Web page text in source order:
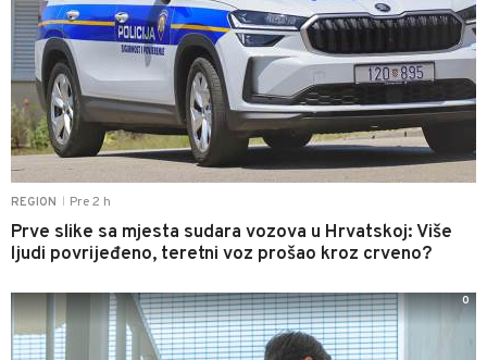
REGION Pre 2 h
Prve slike sa mjesta sudara vozova u Hrvatskoj: Više
ljudi povrijeđeno, teretni voz prošao kroz crveno?
0